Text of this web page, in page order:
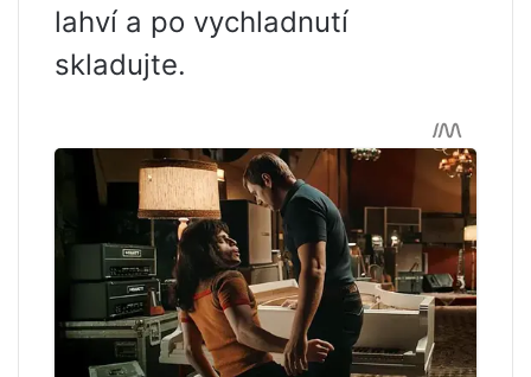
lahví a po vychladnutí
skladujte.